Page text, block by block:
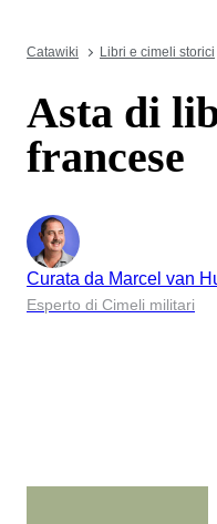
Catawiki Libri e cimeli storici
Asta di
francese
Curata da Marcel van
Esperto di Cimeli militari